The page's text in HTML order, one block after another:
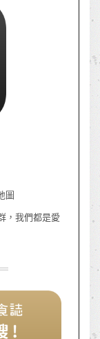
圖
，我們都是愛